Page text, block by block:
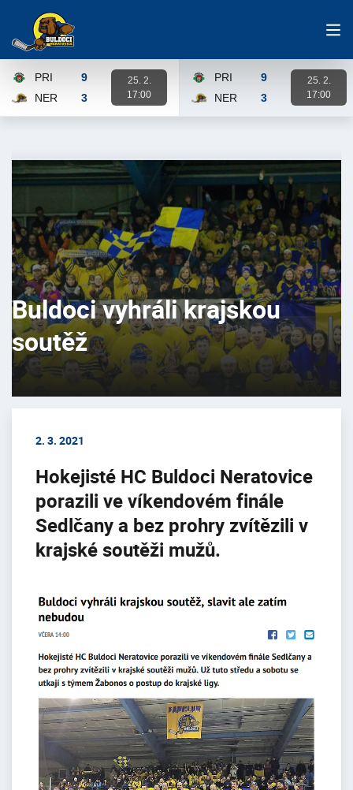
PRI
9
NER
3
25. 2.
17:00
PRI
9
NER
3
25. 2.
17:00
Buldoci vyhráli krajskou
soutěž
2. 3. 2021
Hokejisté HC Buldoci Neratovice
porazili ve víkendovém finále
Sedlčany a bez prohry zvítězili v
krajské soutěži mužů.